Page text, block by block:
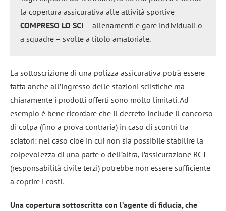
la copertura assicurativa alle attività sportive
COMPRESO LO SCI – allenamenti e gare individuali o
a squadre – svolte a titolo amatoriale.
La sottoscrizione di una polizza assicurativa potrà essere
fatta anche all’ingresso delle stazioni sciistiche ma
chiaramente i prodotti offerti sono molto limitati. Ad
esempio è bene ricordare che il decreto include il concorso
di colpa (fino a prova contraria) in caso di scontri tra
sciatori: nel caso cioè in cui non sia possibile stabilire la
colpevolezza di una parte o dell’altra, l’assicurazione RCT
(responsabilità civile terzi) potrebbe non essere sufficiente
a coprire i costi.
Una copertura sottoscritta con l’agente di fiducia, che